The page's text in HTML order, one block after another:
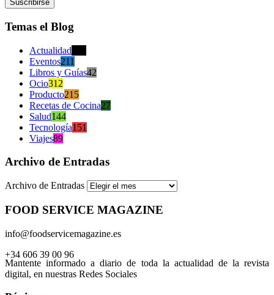
Temas el Blog
Actualidad
Eventos211
Libros y Guías42
Ocio312
Producto215
Recetas de Cocina27
Salud144
Tecnología151
Viajes89
Archivo de Entradas
Archivo de Entradas
FOOD SERVICE MAGAZINE
info@foodservicemagazine.es
+34 606 39 00 96
Mantente informado a diario de toda la actualidad de la revista
digital, en nuestras Redes Sociales